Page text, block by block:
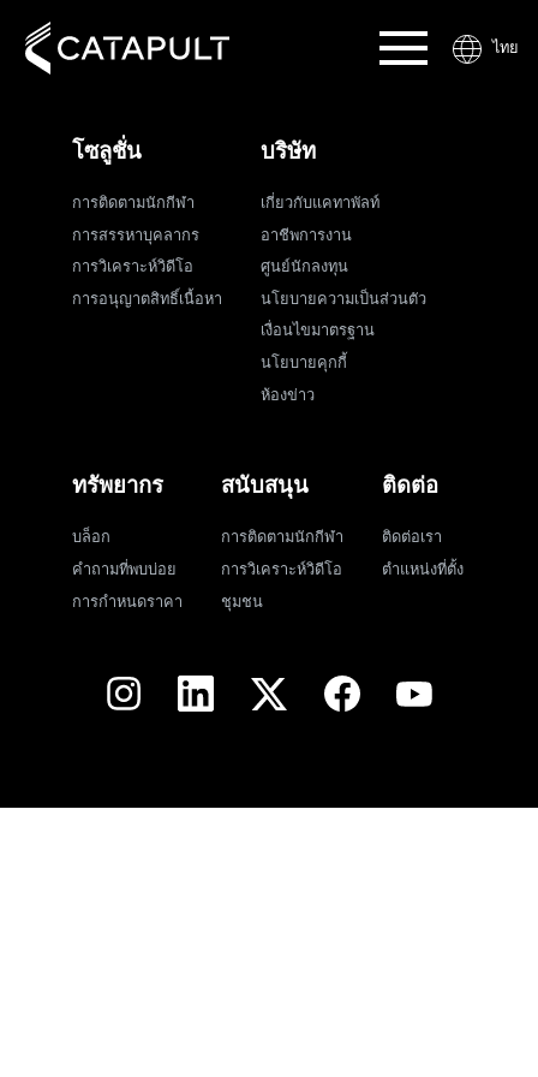
ไทย
โซลูชั่น
การติดตามนักกีฬา
การสรรหาบุคลากร
การวิเคราะห์วิดีโอ
การอนุญาตสิทธิ์เนื้อหา
บริษัท
เกี่ยวกับแคทาพัลท์
อาชีพการงาน
ศูนย์นักลงทุน
นโยบายความเป็นส่วนตัว
เงื่อนไขมาตรฐาน
นโยบายคุกกี้
ห้องข่าว
ทรัพยากร
บล็อก
คำถามที่พบบ่อย
การกำหนดราคา
สนับสนุน
การติดตามนักกีฬา
การวิเคราะห์วิดีโอ
ชุมชน
ติดต่อ
ติดต่อเรา
ตำแหน่งที่ตั้ง